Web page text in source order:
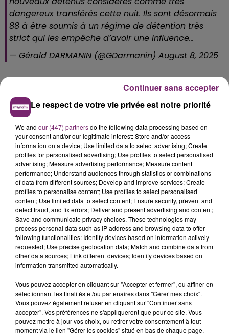
dangereux transférés cette nuit. Ils sont désormais
88 à être soumis à un régime de détention très
strict qui les empêche d’avoir une influence…
— Gérald DARMANIN (@GDarmanin) August 8, 2025
Le respect de votre vie privée est notre priorité
We and our (447) partnersdo the following data processing based on
your consent and/or our legitimate interest: Store and/or access
information on a device; Use limited data to select advertising; Create
profiles for personalised advertising; Use profiles to select personalised
advertising; Measure advertising performance; Measure content
performance; Understand audiences through statistics or combinations
of data from different sources; Develop and improve services; Create
profiles to personalise content; Use profiles to select personalised
content; Use limited data to select content; Ensure security, prevent and
detect fraud, and fix errors; Deliver and present advertising and content;
Save and communicate privacy choices. These technologies may
process personal data such as IP address and browsing data to offer
following functionalities: Identify devices based on information actively
requested; Use precise geolocation data; Match and combine data from
other data sources; Link different devices; Identify devices based on
information transmitted automatically.
Vous pouvez accepter en cliquant sur "Accepter et fermer", ou affiner en
sélectionnant les finalités et/ou partenaires dans "Gérer mes choix".
Vous pouvez également refuser en cliquant sur "Continuer sans
accepter". Vos préférences ne s'appliqueront que pour ce site. Vous
pouvez mettre à jour vos choix, ou retirer votre consentement à tout
moment via le lien "Gérer les cookies" situé en bas de chaque page.
Continuer sans accepter